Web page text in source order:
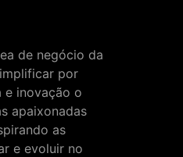
de negócio da
por
e inovação o
apaixonadas
as
e evoluir no